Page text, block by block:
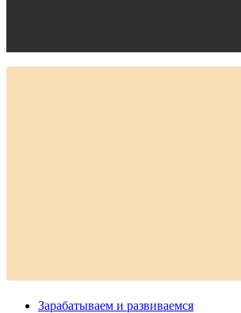
Зарабатываем и развиваемся